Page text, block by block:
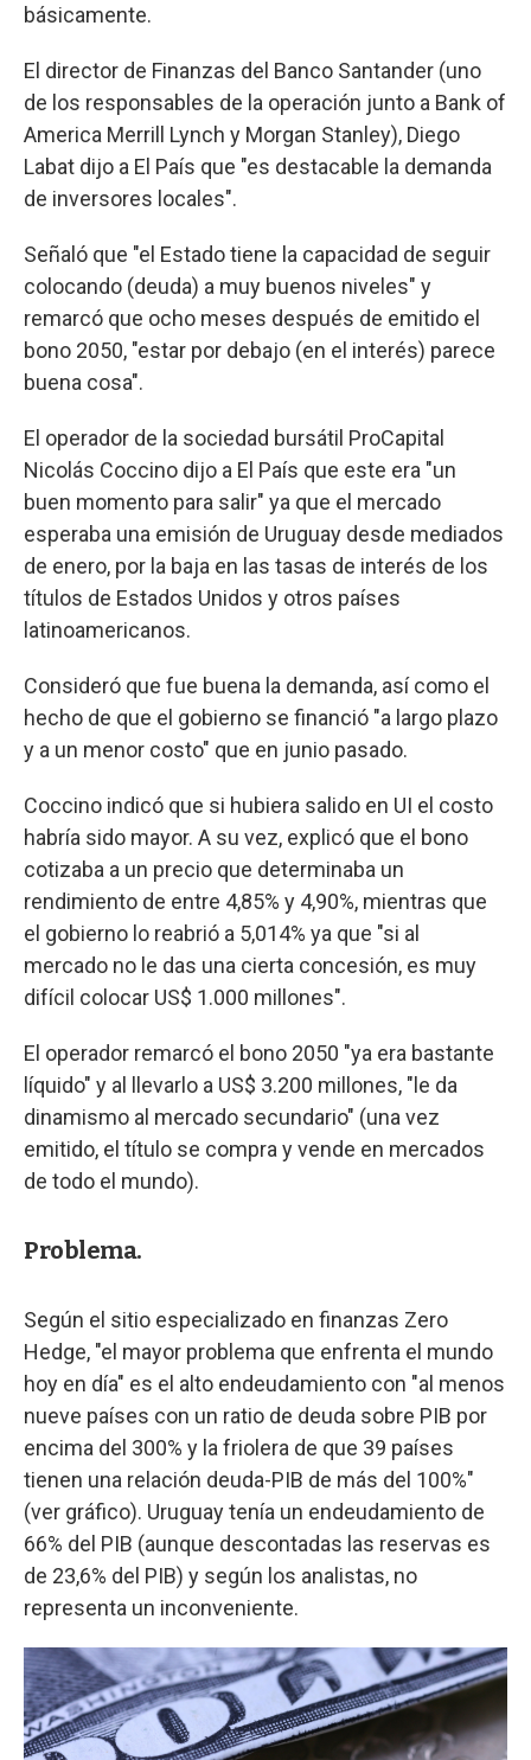
básicamente.
El director de Finanzas del Banco Santander (uno
de los responsables de la operación junto a Bank of
America Merrill Lynch y Morgan Stanley), Diego
Labat dijo a El País que "es destacable la demanda
de inversores locales".
Señaló que "el Estado tiene la capacidad de seguir
colocando (deuda) a muy buenos niveles" y
remarcó que ocho meses después de emitido el
bono 2050, "estar por debajo (en el interés) parece
buena cosa".
El operador de la sociedad bursátil ProCapital
Nicolás Coccino dijo a El País que este era "un
buen momento para salir" ya que el mercado
esperaba una emisión de Uruguay desde mediados
de enero, por la baja en las tasas de interés de los
títulos de Estados Unidos y otros países
latinoamericanos.
Consideró que fue buena la demanda, así como el
hecho de que el gobierno se financió "a largo plazo
y a un menor costo" que en junio pasado.
Coccino indicó que si hubiera salido en UI el costo
habría sido mayor. A su vez, explicó que el bono
cotizaba a un precio que determinaba un
rendimiento de entre 4,85% y 4,90%, mientras que
el gobierno lo reabrió a 5,014% ya que "si al
mercado no le das una cierta concesión, es muy
difícil colocar US$ 1.000 millones".
El operador remarcó el bono 2050 "ya era bastante
líquido" y al llevarlo a US$ 3.200 millones, "le da
dinamismo al mercado secundario" (una vez
emitido, el título se compra y vende en mercados
de todo el mundo).
Problema.
Según el sitio especializado en finanzas Zero
Hedge, "el mayor problema que enfrenta el mundo
hoy en día" es el alto endeudamiento con "al menos
nueve países con un ratio de deuda sobre PIB por
encima del 300% y la friolera de que 39 países
tienen una relación deuda-PIB de más del 100%"
(ver gráfico). Uruguay tenía un endeudamiento de
66% del PIB (aunque descontadas las reservas es
de 23,6% del PIB) y según los analistas, no
representa un inconveniente.